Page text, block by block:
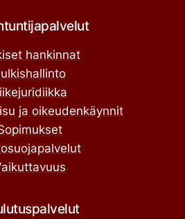
hankinnat
ja oikeudenkäynnit